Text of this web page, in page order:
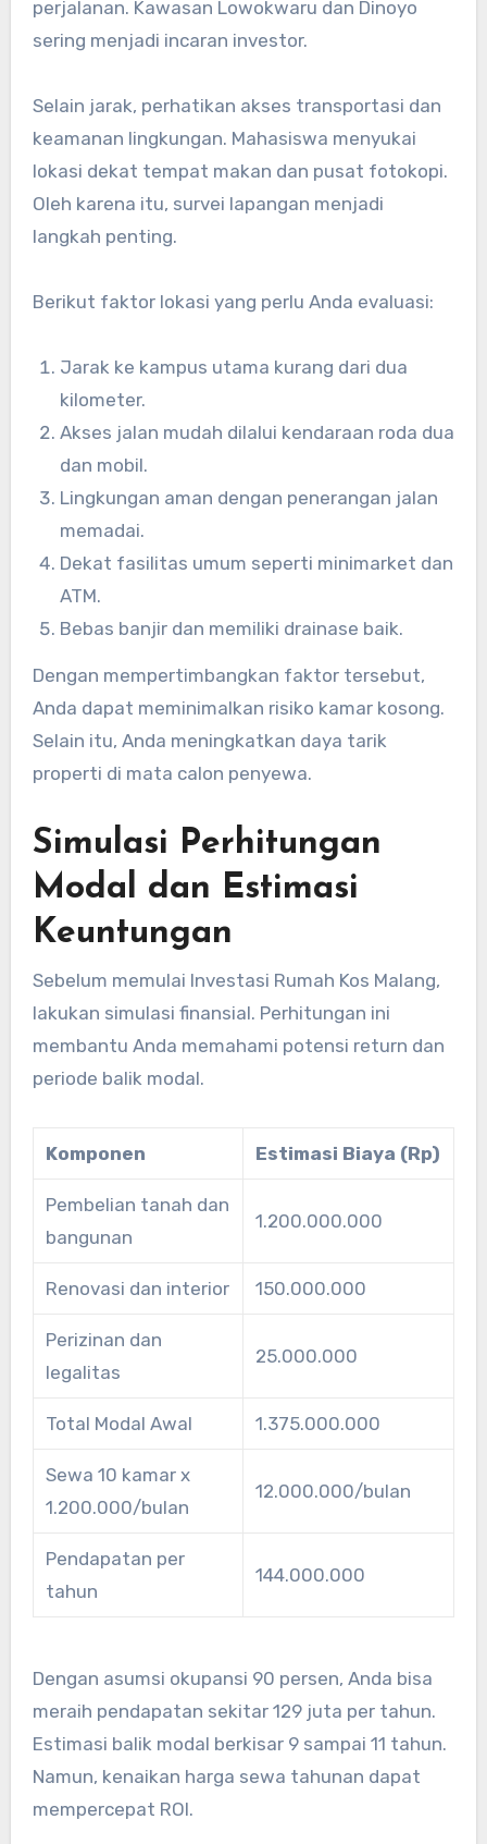
perjalanan. Kawasan Lowokwaru dan Dinoyo
sering menjadi incaran investor.
Selain jarak, perhatikan akses transportasi dan
keamanan lingkungan. Mahasiswa menyukai
lokasi dekat tempat makan dan pusat fotokopi.
Oleh karena itu, survei lapangan menjadi
langkah penting.
Berikut faktor lokasi yang perlu Anda evaluasi:
Jarak ke kampus utama kurang dari dua
kilometer.
Akses jalan mudah dilalui kendaraan roda dua
dan mobil.
Lingkungan aman dengan penerangan jalan
memadai.
Dekat fasilitas umum seperti minimarket dan
ATM.
Bebas banjir dan memiliki drainase baik.
Dengan mempertimbangkan faktor tersebut,
Anda dapat meminimalkan risiko kamar kosong.
Selain itu, Anda meningkatkan daya tarik
properti di mata calon penyewa.
Simulasi Perhitungan
Modal dan Estimasi
Keuntungan
Sebelum memulai Investasi Rumah Kos Malang,
lakukan simulasi finansial. Perhitungan ini
membantu Anda memahami potensi return dan
periode balik modal.
Komponen Estimasi Biaya (Rp)
Pembelian tanah dan
bangunan
1.200.000.000
Renovasi dan interior 150.000.000
Perizinan dan
legalitas
25.000.000
Total Modal Awal 1.375.000.000
Sewa 10 kamar x
1.200.000/bulan
12.000.000/bulan
Pendapatan per
tahun
144.000.000
Dengan asumsi okupansi 90 persen, Anda bisa
meraih pendapatan sekitar 129 juta per tahun.
Estimasi balik modal berkisar 9 sampai 11 tahun.
Namun, kenaikan harga sewa tahunan dapat
mempercepat ROI.